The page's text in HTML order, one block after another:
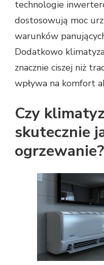
technologie
dostosowują moc
warunków
Dodatkowo
znacznie ciszej niż
wpływa na komfort
Czy
skutecznie
ogrzewanie?